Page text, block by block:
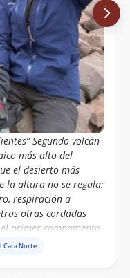
Segundo volcán
más alto del
el desierto más
la altura no se regala:
respiración a
otras cordadas
primer campamento
la exigencia, el
no solo equipo y
Cara Norte